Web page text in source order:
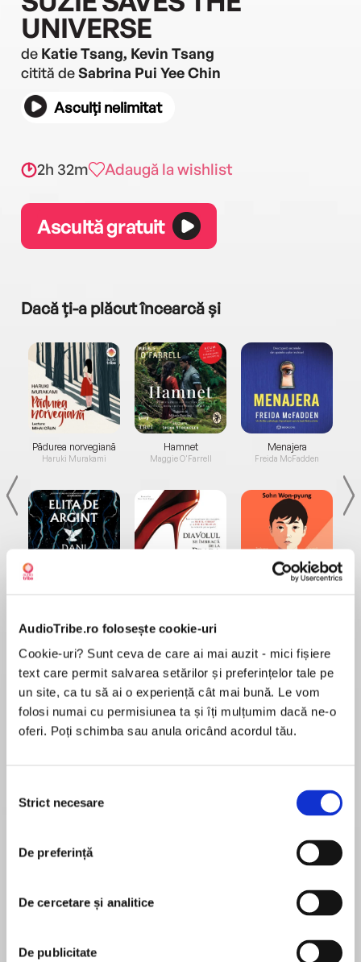
AudioTribe.ro folosește cookie-uri
Cookie-uri? Sunt ceva de care ai mai auzit - mici fișiere
text care permit salvarea setărilor și preferințelor tale pe
un site, ca tu să ai o experiență cât mai bună. Le vom
folosi numai cu permisiunea ta și îți mulțumim dacă ne-o
oferi. Poți schimba sau anula oricând acordul tău.
consimțământului
Strict necesare
De preferință
De cercetare și analitice
De publicitate
UNIVERSE
de Katie Tsang, Kevin Tsang
citită deSabrina Pui Yee Chin
Asculți nelimitat
2h 32m Adaugă la wishlist
Ascultă gratuit
Dacă ți-a plăcut încearcă și
Pădurea norvegiană
Haruki Murakami
Hamnet
Maggie O'Farrell
Menajera
Freida McFadden
Desprecarte
Save the universe in the awesome and hilarious
– but her inventions don’t always turn out how
she expects . . . And when Suzie invent the
transported into her favourite TV show – Space
Blasters! On board the space ship with Captain
Jane, Spaceman Jack and alien with attitude
În acest moment nu există recenzii
pentru această carte
Katie Tsang
California and also writes YA as Katherine Webber.